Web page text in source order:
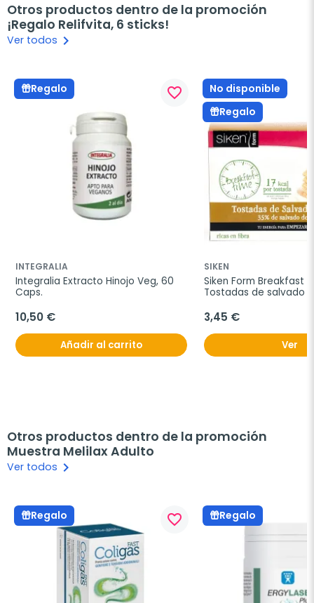
Otros productos dentro de la promoción
¡Regalo Relifvita, 6 sticks!
Ver todos keyboard_arrow_right
Regalo favorite_border
INTEGRALIA
Integralia Extracto Hinojo Veg, 60
Caps.
10,50 €
Añadir al carrito
No disponible
Regalo
SIKEN
Siken Form Breakfast
Tostadas de salvado
3,45 €
Ver
Otros productos dentro de la promoción
Muestra Melilax Adulto
Ver todos keyboard_arrow_right
Regalo favorite_border Regalo